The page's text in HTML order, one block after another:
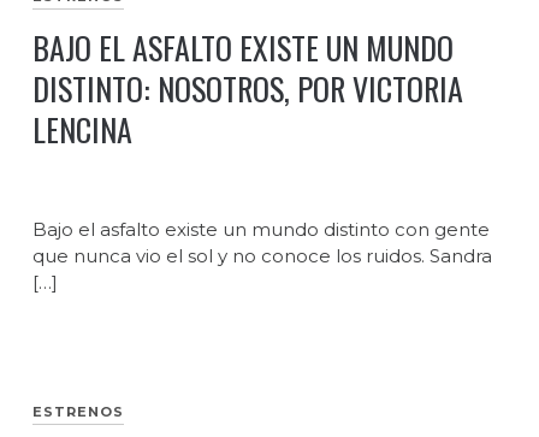
BAJO EL ASFALTO EXISTE UN MUNDO
DISTINTO: NOSOTROS, POR VICTORIA
LENCINA
Bajo el asfalto existe un mundo distinto con gente
que nunca vio el sol y no conoce los ruidos. Sandra
[…]
ESTRENOS